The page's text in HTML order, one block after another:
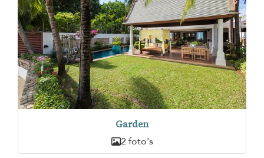
Garden
2 foto's